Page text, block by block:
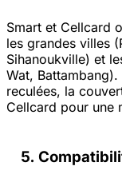
Smart et Cellcard
les grandes villes
Sihanoukville) et
Wat,
reculées, la
Cellcard pour une